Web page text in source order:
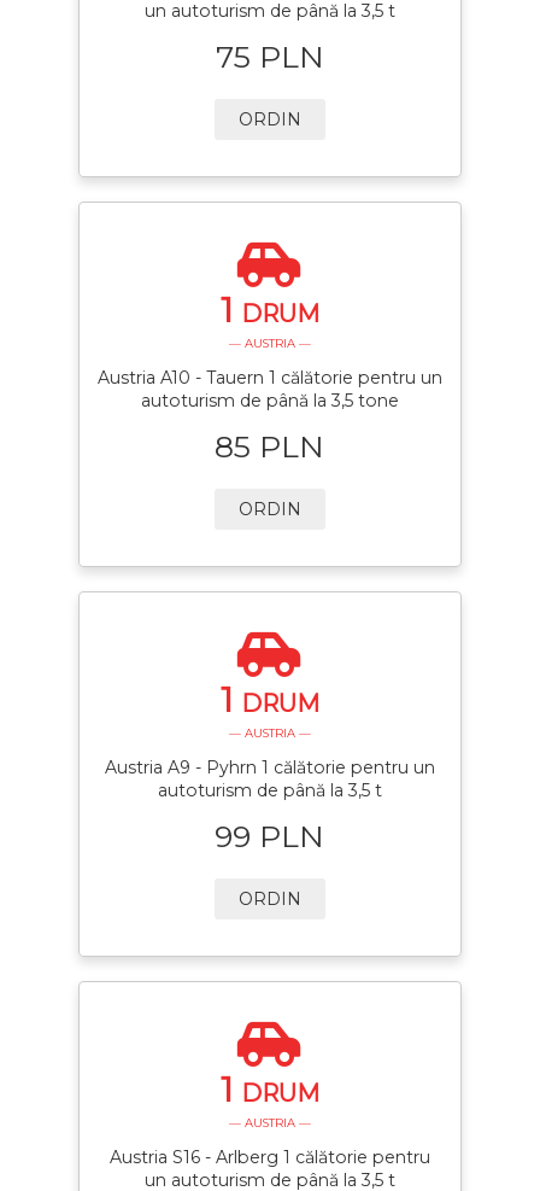
un autoturism de până la 3,5 t
75 PLN
ORDIN
1 DRUM
— AUSTRIA —
Austria A10 - Tauern 1 călătorie pentru un
autoturism de până la 3,5 tone
85 PLN
ORDIN
1 DRUM
— AUSTRIA —
Austria A9 - Pyhrn 1 călătorie pentru un
autoturism de până la 3,5 t
99 PLN
ORDIN
1 DRUM
— AUSTRIA —
Austria S16 - Arlberg 1 călătorie pentru
un autoturism de până la 3,5 t